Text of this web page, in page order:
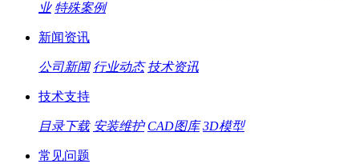
业 特殊案例
新闻资讯
公司新闻 行业动态 技术资讯
技术支持
目录下载 安装维护 CAD图库 3D模型
常见问题